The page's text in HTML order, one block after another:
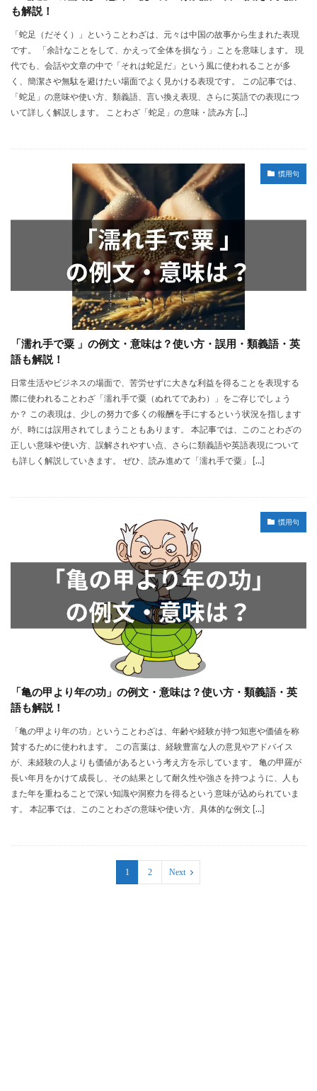
も解説！
「蛇足（だそく）」ということわざは、元々は中国の故事から生まれた表現
です。 「余計なことをして、かえって全体を損なう」ことを意味します。 現
代でも、会話や文章の中で「それは蛇足だ」という風に使われることが多
く、簡潔さや無駄を避けたい場面でよく見かける表現です。 この記事では、
「蛇足」の意味や使い方、類義語、言い換え表現、さらに英語での表現につ
いて詳しく解説します。 ことわざ「蛇足」の意味・読み方 […]
慣用句
「濡れ手で粟 」の例文・意味は？使い方・誤用・類義語・英
語も解説！
日常生活やビジネスの場面で、苦労せずに大きな利益を得ることを表現する
際に使われることわざ「濡れ手で粟（ぬれてであわ）」をご存じでしょう
か？ この表現は、少しの努力で多くの報酬を手にするという状況を指します
が、時には誤用されてしまうこともあります。 本記事では、このことわざの
正しい意味や使い方、誤解されやすい点、さらに類義語や英語表現について
も詳しく解説していきます。 ぜひ、読み進めて「濡れ手で粟」 […]
慣用句
「亀の甲より年の功」の例文・意味は？使い方・類義語・英
語も解説！
「亀の甲より年の功」ということわざは、年齢や経験が持つ知恵や価値を称
賛するために使われます。 この言葉は、経験豊富な人の意見やアドバイス
が、未経験の人よりも価値があるという考え方を示しています。 亀の甲羅が
長い年月をかけて成長し、その結果として耐久性や強さを持つように、人も
また年を重ねることで深い知識や洞察力を得るという意味が込められていま
す。 本記事では、このことわざの意味や使い方、具体的な例文 […]
1 2 Next